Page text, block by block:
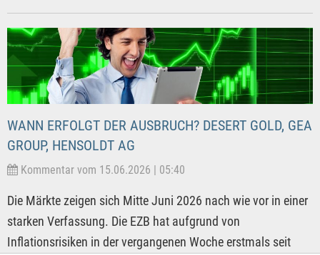
WANN ERFOLGT DER AUSBRUCH? DESERT GOLD, GEA
GROUP, HENSOLDT AG
Kommentar vom 15.06.2026 | 05:40
Die Märkte zeigen sich Mitte Juni 2026 nach wie vor in einer
starken Verfassung. Die EZB hat aufgrund von
Inflationsrisiken in der vergangenen Woche erstmals seit